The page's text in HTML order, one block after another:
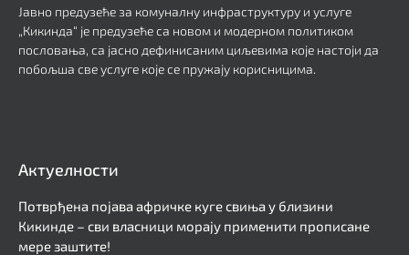
Јавно предузеће за комуналну инфраструктуру и услуге
„Кикинда“ је предузеће са новом и модерном политиком
пословања, са јасно дефинисаним циљевима које настоји да
побољша све услуге које се пружају корисницима.
Актуелности
Потврђена појава афричке куге свиња у близини
Кикинде – сви власници морају применити прописане
мере заштите!